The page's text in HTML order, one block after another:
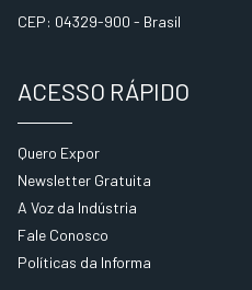
CEP: 04329-900 - Brasil
ACESSO RÁPIDO
Quero Expor
Newsletter Gratuita
A Voz da Indústria
Fale Conosco
Políticas da Informa